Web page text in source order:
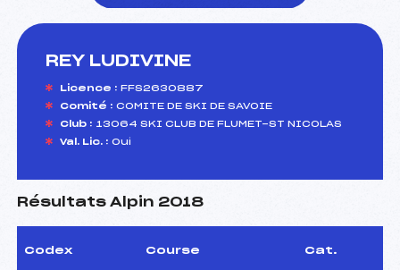
REY LUDIVINE
Licence : FFS2630887
Comité : COMITE DE SKI DE SAVOIE
Club : 13064 SKI CLUB DE FLUMET-ST NICOLAS
Val. Lic. : Oui
Résultats Alpin 2018
Codex Course Cat.